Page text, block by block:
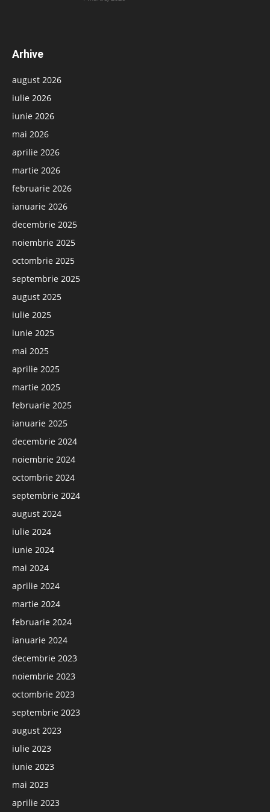
Arhive
august 2026
iulie 2026
iunie 2026
mai 2026
aprilie 2026
martie 2026
februarie 2026
ianuarie 2026
decembrie 2025
noiembrie 2025
octombrie 2025
septembrie 2025
august 2025
iulie 2025
iunie 2025
mai 2025
aprilie 2025
martie 2025
februarie 2025
ianuarie 2025
decembrie 2024
noiembrie 2024
octombrie 2024
septembrie 2024
august 2024
iulie 2024
iunie 2024
mai 2024
aprilie 2024
martie 2024
februarie 2024
ianuarie 2024
decembrie 2023
noiembrie 2023
octombrie 2023
septembrie 2023
august 2023
iulie 2023
iunie 2023
mai 2023
aprilie 2023